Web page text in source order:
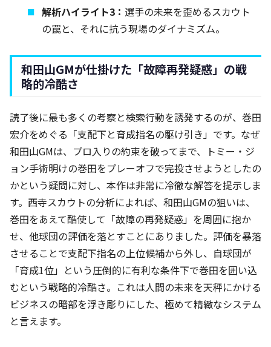
解析ハイライト3： 選手の未来を歪めるスカウト
の罠と、それに抗う現場のダイナミズム。
和田山GMが仕掛けた「故障再発疑惑」の戦
略的冷酷さ
読了後に最も多くの考察と検索行動を誘発するのが、巻田
宏介をめぐる「支配下と育成指名の駆け引き」です。なぜ
和田山GMは、プロ入りの約束を破ってまで、トミー・ジ
ョン手術明けの巻田をプレーオフで完投させようとしたの
かという疑問に対し、本作は非常に冷徹な解答を提示しま
す。西寺スカウトの分析によれば、和田山GMの狙いは、
巻田をあえて酷使して「故障の再発疑惑」を周囲に抱か
せ、他球団の評価を落とすことにありました。評価を暴落
させることで支配下指名の上位候補から外し、自球団が
「育成1位」という圧倒的に有利な条件下で巻田を囲い込
むという戦略的冷酷さ。これは人間の未来を天秤にかける
ビジネスの暗部を浮き彫りにした、極めて精緻なシステム
と言えます。